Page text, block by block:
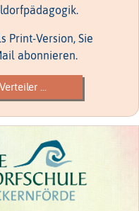
Print-Version, Sie
abonnieren.
...